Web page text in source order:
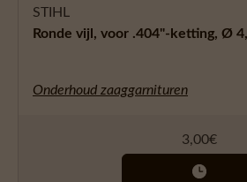
STIHL
Ronde vijl, voor .404"-ketting, Ø
Onderhoud zaaggarnituren
3,00€